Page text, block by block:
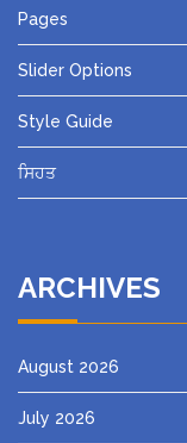
Pages
Slider Options
Style Guide
ਸਿਹਤ
ARCHIVES
August 2026
July 2026